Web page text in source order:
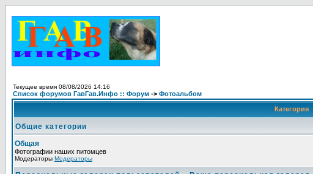
Текущее время 08/08/2026 14:16
Список форумов ГавГав.Инфо :: Форум -> Фотоальбом
Категория
Общие категории
Общая
Фотографии наших питомцев
Модераторы Модераторы